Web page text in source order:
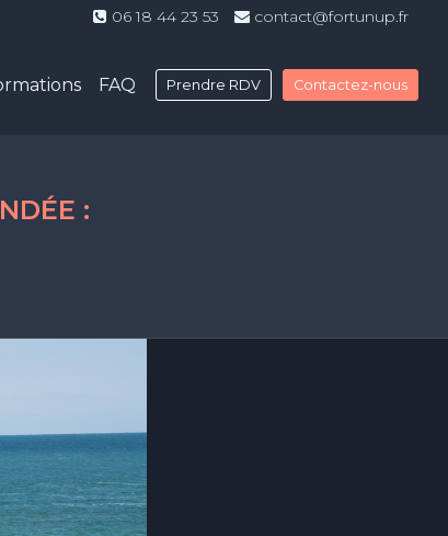
06 18 44 23 53 contact@fortunup.fr
FAQ Prendre RDV Contactez-nous
: